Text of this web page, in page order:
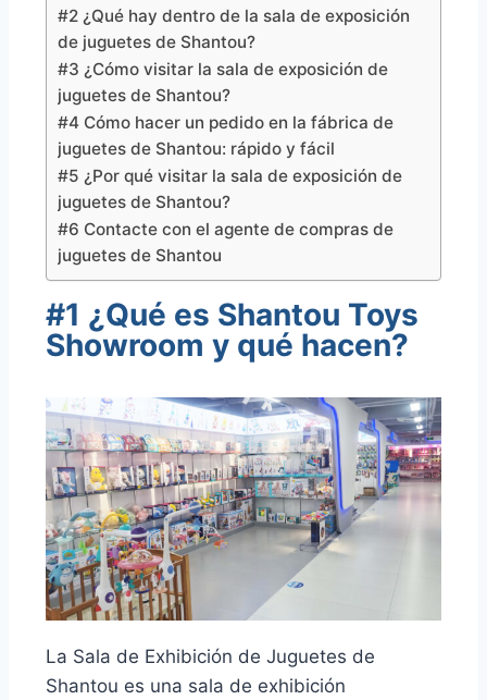
#2 ¿Qué hay dentro de la sala de exposición
de juguetes de Shantou?
#3 ¿Cómo visitar la sala de exposición de
juguetes de Shantou?
#4 Cómo hacer un pedido en la fábrica de
juguetes de Shantou: rápido y fácil
#5 ¿Por qué visitar la sala de exposición de
juguetes de Shantou?
#6 Contacte con el agente de compras de
juguetes de Shantou
#1 ¿Qué es Shantou Toys
Showroom y qué hacen?
La Sala de Exhibición de Juguetes de
Shantou es una sala de exhibición